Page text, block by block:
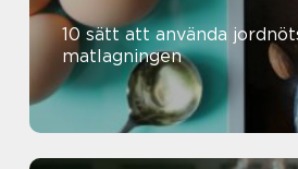
10 sätt att använda
matlagningen